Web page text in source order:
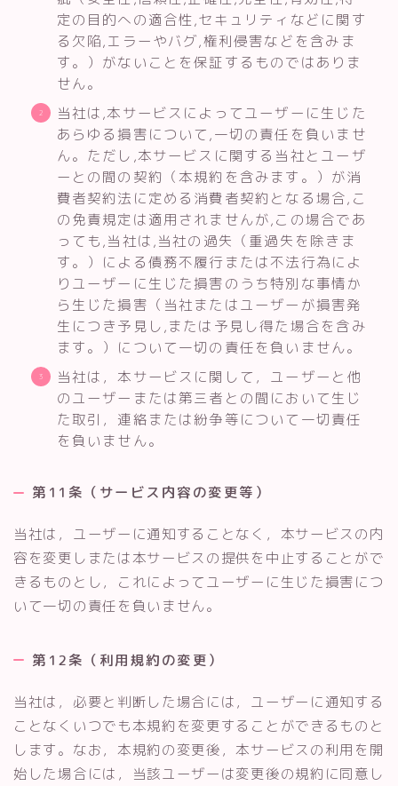
定の目的への適合性,セキュリティなどに関す
る欠陥,エラーやバグ,権利侵害などを含みま
す。）がないことを保証するものではありま
せん。
当社は,本サービスによってユーザーに生じた
あらゆる損害について,一切の責任を負いませ
ん。ただし,本サービスに関する当社とユーザ
ーとの間の契約（本規約を含みます。）が消
費者契約法に定める消費者契約となる場合,こ
の免責規定は適用されませんが,この場合であ
っても,当社は,当社の過失（重過失を除きま
す。）による債務不履行または不法行為によ
りユーザーに生じた損害のうち特別な事情か
ら生じた損害（当社またはユーザーが損害発
生につき予見し,または予見し得た場合を含み
ます。）について一切の責任を負いません。
当社は，本サービスに関して，ユーザーと他
のユーザーまたは第三者との間において生じ
た取引，連絡または紛争等について一切責任
を負いません。
第11条（サービス内容の変更等）
当社は，ユーザーに通知することなく，本サービスの内
容を変更しまたは本サービスの提供を中止することがで
きるものとし，これによってユーザーに生じた損害につ
いて一切の責任を負いません。
第12条（利用規約の変更）
当社は，必要と判断した場合には，ユーザーに通知する
ことなくいつでも本規約を変更することができるものと
します。なお，本規約の変更後，本サービスの利用を開
始した場合には，当該ユーザーは変更後の規約に同意し